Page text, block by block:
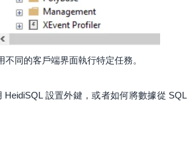
同的客戶端界面執行特定任務。
設置外鍵，或者如何將數據從 SQL